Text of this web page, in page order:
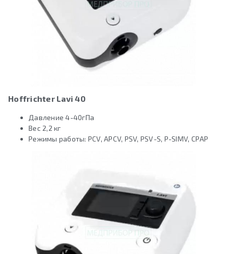
Hoffrichter Lavi 40
Давление 4-40гПа
Вес 2,2 кг
Режимы работы: PCV, APCV, PSV, PSV-S, P-SIMV, CPAP